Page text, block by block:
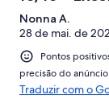
Nonna A.
28 de mai. de
Pontos
precisão do anúncio
Traduzir com o